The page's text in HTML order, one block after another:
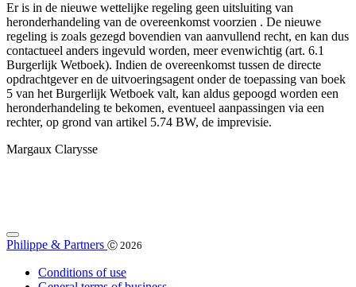
Er is in de nieuwe wettelijke regeling geen uitsluiting van
heronderhandeling van de overeenkomst voorzien . De nieuwe
regeling is zoals gezegd bovendien van aanvullend recht, en kan dus
contactueel anders ingevuld worden, meer evenwichtig (art. 6.1
Burgerlijk Wetboek). Indien de overeenkomst tussen de directe
opdrachtgever en de uitvoeringsagent onder de toepassing van boek
5 van het Burgerlijk Wetboek valt, kan aldus gepoogd worden een
heronderhandeling te bekomen, eventueel aanpassingen via een
rechter, op grond van artikel 5.74 BW, de imprevisie.
Margaux Clarysse
Philippe & Partners Ⓒ 2026
Conditions of use